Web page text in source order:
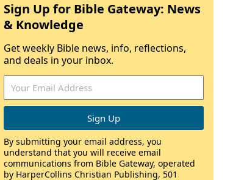
Sign Up for Bible Gateway: News
& Knowledge
Get weekly Bible news, info, reflections,
and deals in your inbox.
By submitting your email address, you
understand that you will receive email
communications from Bible Gateway, operated
by HarperCollins Christian Publishing, 501